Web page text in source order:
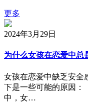
更多
2024年3月29日
为什么女孩在恋爱中总
女孩在恋爱中缺乏安全
下是一些可能的原因
中，女…